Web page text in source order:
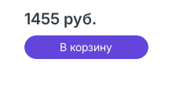
1455 руб.
В корзину